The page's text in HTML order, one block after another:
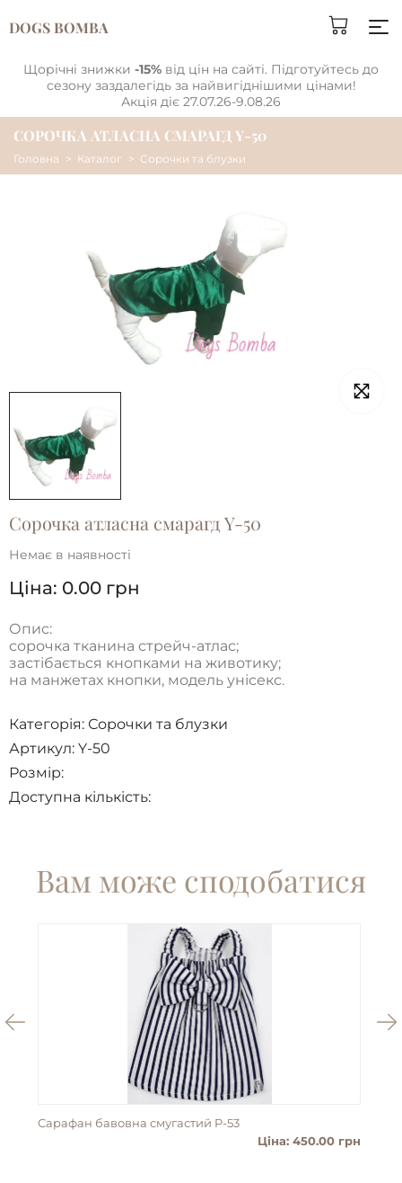
DOGS BOMBA
Щорічні знижки -15% від цін на сайті. Підготуйтесь до
сезону заздалегідь за найвигіднішими цінами!
Акція діє 27.07.26-9.08.26
СОРОЧКА АТЛАСНА СМАРАГД Y-50
Головна Каталог Сорочки та блузки
Сорочка атласна смарагд Y-50
Немає в наявності
Ціна: 0.00 грн
Опис:
сорочка тканина стрейч-атлас;
застібається кнопками на животику;
на манжетах кнопки, модель унісекс.
Категорія: Сорочки та блузки
Артикул: Y-50
Розмір:
Доступна кількість:
Вам може сподобатися
Сарафан бавовна смугастий P-53
Ціна: 450.00 грн